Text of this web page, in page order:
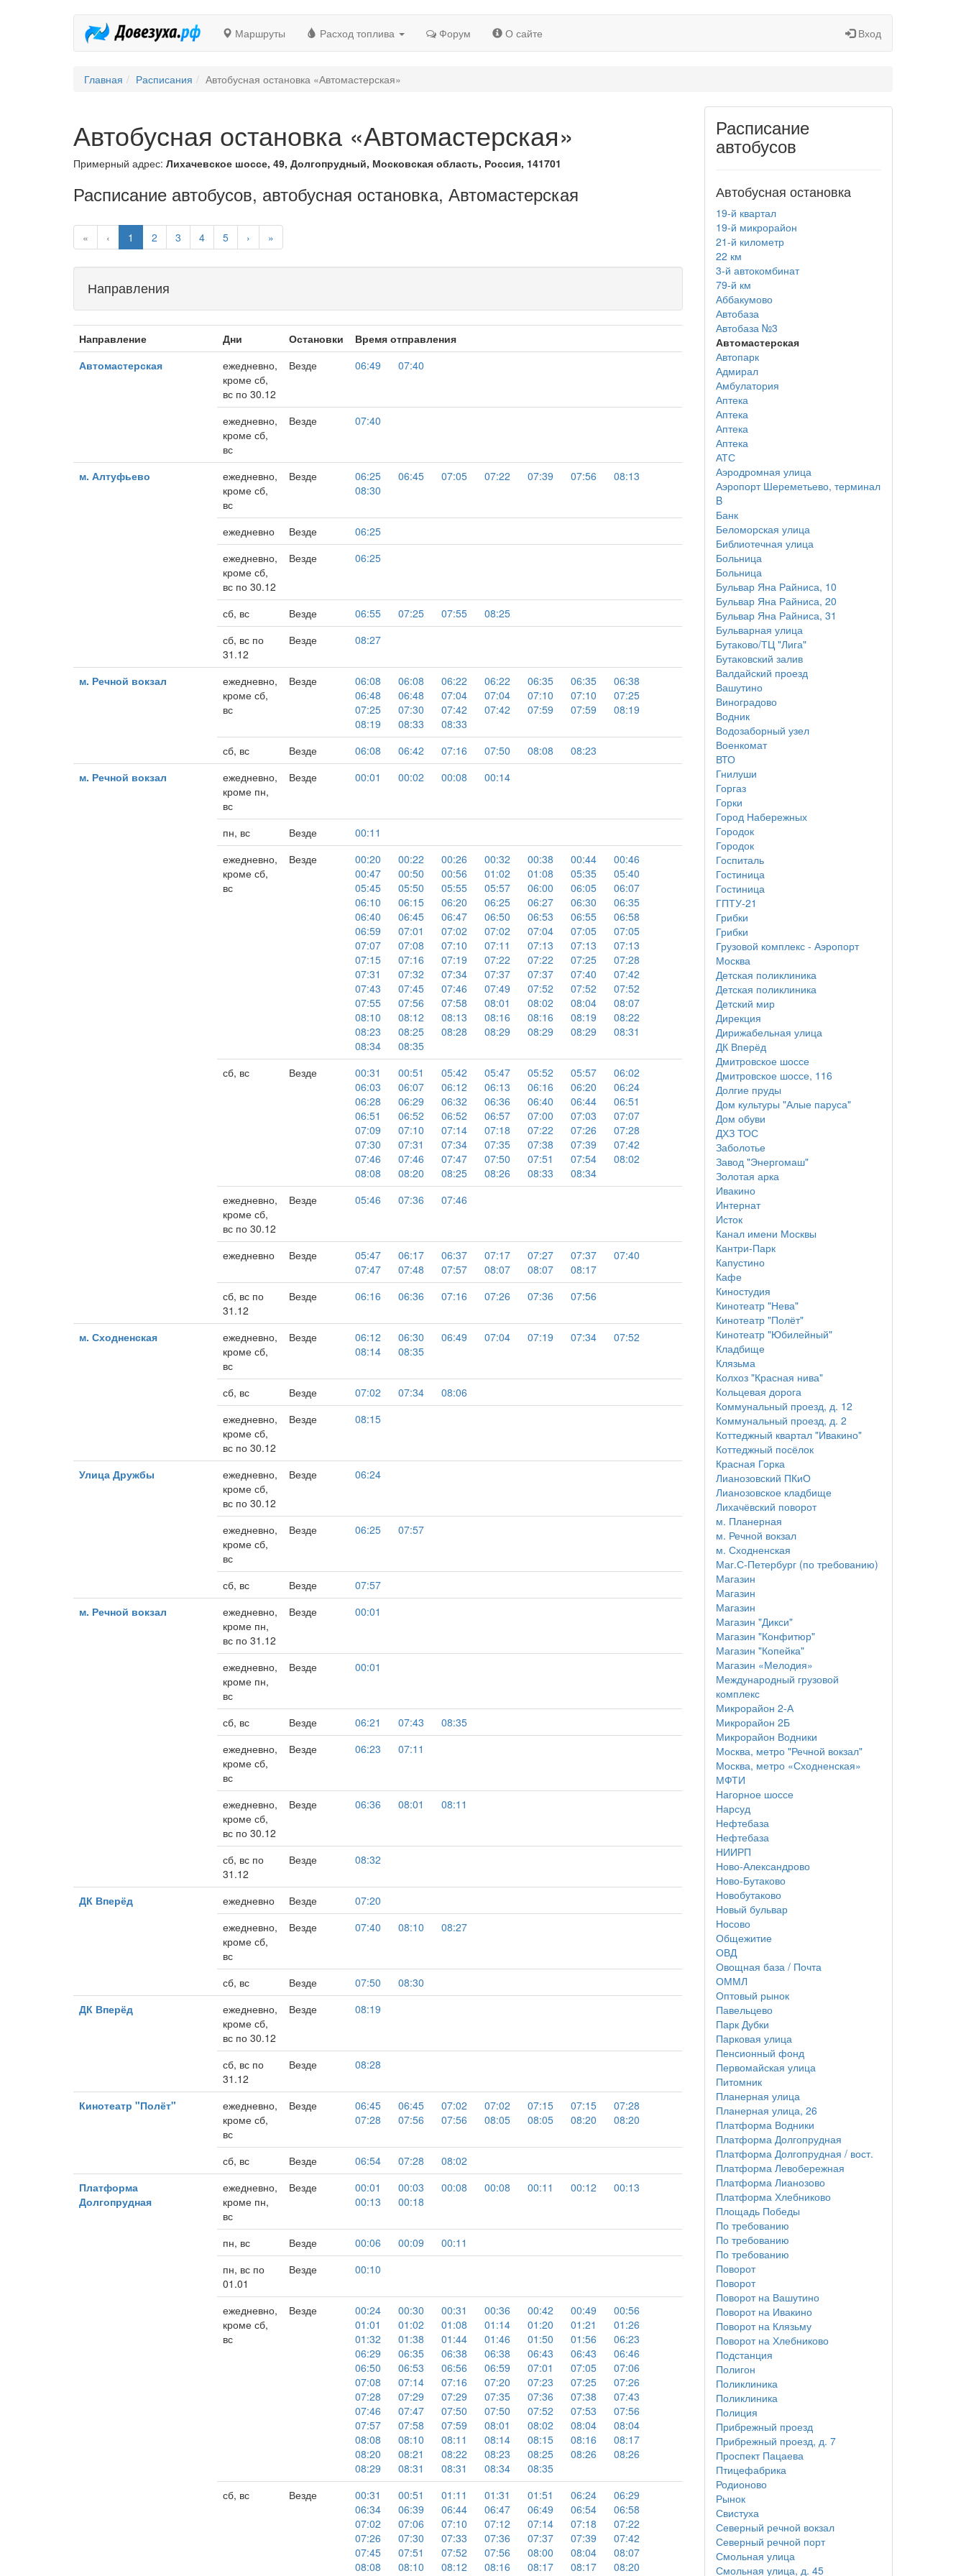
Маршруты Расход топлива Форум О сайте Вход
Главная Расписания Автобусная остановка «Автомастерская»
Автобусная остановка «Автомастерская»
Примерный адрес: Лихачевское шоссе, 49, Долгопрудный, Московская область, Россия, 141701
Расписание автобусов, автобусная остановка, Автомастерская
« ‹ 1 2 3 4 5 › »
Направления
Направление Дни Остановки
Время отправления
Автомастерская
ежедневно,
кроме сб,
вс по 30.12
Везде 06:49 07:40
ежедневно,
кроме сб,
вс
Везде 07:40
м. Алтуфьево
ежедневно,
кроме сб,
вс
Везде 06:25 06:45 07:05 07:22 07:39 07:56
08:13
08:30
ежедневно Везде
06:25
ежедневно,
кроме сб,
вс по 30.12
Везде 06:25
сб, вс Везде 06:55 07:25 07:55
08:25
сб, вс по
31.12
Везде 08:27
м. Речной вокзал
ежедневно,
кроме сб,
вс
Везде 06:08 06:08 06:22 06:22 06:35 06:35
06:38
06:48
06:48 07:04 07:04 07:10 07:10
07:25
07:25
07:30 07:42 07:42 07:59 07:59
08:19
08:19
08:33
08:33
сб, вс
Везде 06:08 06:42 07:16 07:50 08:08
08:23
м. Речной вокзал
ежедневно,
кроме пн,
вс
Везде 00:01 00:02 00:08 00:14
пн, вс Везде
00:11
ежедневно,
кроме сб,
вс
Везде 00:20 00:22 00:26 00:32 00:38 00:44
00:46
00:47
00:50 00:56 01:02 01:08 05:35
05:40
05:45
05:50 05:55 05:57 06:00 06:05
06:07
06:10
06:15 06:20 06:25 06:27 06:30
06:35
06:40
06:45 06:47 06:50 06:53 06:55
06:58
06:59
07:01 07:02 07:02 07:04 07:05
07:05
07:07
07:08 07:10 07:11 07:13 07:13
07:13
07:15
07:16 07:19 07:22 07:22 07:25
07:28
07:31
07:32 07:34 07:37 07:37 07:40
07:42
07:43
07:45 07:46 07:49 07:52 07:52
07:52
07:55
07:56 07:58 08:01 08:02 08:04
08:07
08:10
08:12 08:13 08:16 08:16 08:19
08:22
08:23
08:25 08:28 08:29 08:29 08:29
08:31
08:34
08:35
сб, вс
Везде 00:31 00:51 05:42 05:47 05:52 05:57
06:02
06:03
06:07 06:12 06:13 06:16 06:20
06:24
06:28
06:29 06:32 06:36 06:40 06:44
06:51
06:51
06:52 06:52 06:57 07:00 07:03
07:07
07:09
07:10 07:14 07:18 07:22 07:26
07:28
07:30
07:31 07:34 07:35 07:38 07:39
07:42
07:46
07:46 07:47 07:50 07:51 07:54
08:02
08:08
08:20 08:25 08:26 08:33
08:34
ежедневно,
кроме сб,
вс по 30.12
Везде 05:46 07:36 07:46
ежедневно Везде 05:47 06:17 06:37 07:17 07:27 07:37
07:40
07:47
07:48 07:57 08:07 08:07
08:17
сб, вс по
31.12
Везде 06:16 06:36 07:16 07:26 07:36 07:56
м. Сходненская
ежедневно,
кроме сб,
вс
Везде 06:12 06:30 06:49 07:04 07:19 07:34
07:52
08:14
08:35
сб, вс Везде 07:02 07:34
08:06
ежедневно,
кроме сб,
вс по 30.12
Везде 08:15
Улица Дружбы
ежедневно,
кроме сб,
вс по 30.12
Везде 06:24
ежедневно,
кроме сб,
вс
Везде 06:25 07:57
сб, вс Везде
07:57
м. Речной вокзал
ежедневно,
кроме пн,
вс по 31.12
Везде 00:01
ежедневно,
кроме пн,
вс
Везде 00:01
сб, вс Везде 06:21 07:43
08:35
ежедневно,
кроме сб,
вс
Везде 06:23 07:11
ежедневно,
кроме сб,
вс по 30.12
Везде 06:36 08:01 08:11
сб, вс по
31.12
Везде 08:32
ДК Вперёд ежедневно Везде
07:20
ежедневно,
кроме сб,
вс
Везде 07:40 08:10 08:27
сб, вс Везде 07:50
08:30
ДК Вперёд
ежедневно,
кроме сб,
вс по 30.12
Везде 08:19
сб, вс по
31.12
Везде 08:28
Кинотеатр "Полёт"
ежедневно,
кроме сб,
вс
Везде 06:45 06:45 07:02 07:02 07:15 07:15
07:28
07:28
07:56 07:56 08:05 08:05 08:20 08:20
сб, вс Везде 06:54 07:28
08:02
Платформа
Долгопрудная
ежедневно,
кроме пн,
вс
Везде 00:01 00:03 00:08 00:08 00:11 00:12
00:13
00:13
00:18
пн, вс Везде 00:06 00:09
00:11
пн, вс по
01.01
Везде 00:10
ежедневно,
кроме сб,
вс
Везде 00:24 00:30 00:31 00:36 00:42 00:49
00:56
01:01
01:02 01:08 01:14 01:20 01:21
01:26
01:32
01:38 01:44 01:46 01:50 01:56
06:23
06:29
06:35 06:38 06:38 06:43 06:43
06:46
06:50
06:53 06:56 06:59 07:01 07:05
07:06
07:08
07:14 07:16 07:20 07:23 07:25
07:26
07:28
07:29 07:29 07:35 07:36 07:38
07:43
07:46
07:47 07:50 07:50 07:52 07:53
07:56
07:57
07:58 07:59 08:01 08:02 08:04
08:04
08:08
08:10 08:11 08:14 08:15 08:16
08:17
08:20
08:21 08:22 08:23 08:25 08:26
08:26
08:29
08:31 08:31 08:34
08:35
сб, вс
Везде 00:31 00:51 01:11 01:31 01:51 06:24
06:29
06:34
06:39 06:44 06:47 06:49 06:54
06:58
07:02
07:06 07:10 07:12 07:14 07:18
07:22
07:26
07:30 07:33 07:36 07:37 07:39
07:42
07:45
07:51 07:52 07:56 08:00 08:04
08:07
08:08
08:10 08:12 08:16 08:17 08:17
08:20
Расписание
автобусов
Автобусная остановка
19-й квартал
19-й микрорайон
21-й километр
22 км
3-й автокомбинат
79-й км
Аббакумово
Автобаза
Автобаза №3
Автомастерская
Автопарк
Адмирал
Амбулатория
Аптека
Аптека
Аптека
Аптека
АТС
Аэродромная улица
Аэропорт Шереметьево, терминал
B
Банк
Беломорская улица
Библиотечная улица
Больница
Больница
Бульвар Яна Райниса, 10
Бульвар Яна Райниса, 20
Бульвар Яна Райниса, 31
Бульварная улица
Бутаково/ТЦ "Лига"
Бутаковский залив
Валдайский проезд
Вашутино
Виноградово
Водник
Водозаборный узел
Военкомат
ВТО
Гнилуши
Горгаз
Горки
Город Набережных
Городок
Городок
Госпиталь
Гостиница
Гостиница
ГПТУ-21
Грибки
Грибки
Грузовой комплекс - Аэропорт
Москва
Детская поликлиника
Детская поликлиника
Детский мир
Дирекция
Дирижабельная улица
ДК Вперёд
Дмитровское шоссе
Дмитровское шоссе, 116
Долгие пруды
Дом культуры "Алые паруса"
Дом обуви
ДХЗ ТОС
Заболотье
Завод "Энергомаш"
Золотая арка
Ивакино
Интернат
Исток
Канал имени Москвы
Кантри-Парк
Капустино
Кафе
Киностудия
Кинотеатр "Нева"
Кинотеатр "Полёт"
Кинотеатр "Юбилейный"
Кладбище
Клязьма
Колхоз "Красная нива"
Кольцевая дорога
Коммунальный проезд, д. 12
Коммунальный проезд, д. 2
Коттеджный квартал "Ивакино"
Коттеджный посёлок
Красная Горка
Лианозовский ПКиО
Лианозовское кладбище
Лихачёвский поворот
м. Планерная
м. Речной вокзал
м. Сходненская
Маг.С-Петербург (по требованию)
Магазин
Магазин
Магазин
Магазин "Дикси"
Магазин "Конфитюр"
Магазин "Копейка"
Магазин «Мелодия»
Международный грузовой
комплекс
Микрорайон 2-А
Микрорайон 2Б
Микрорайон Водники
Москва, метро "Речной вокзал"
Москва, метро «Сходненская»
МФТИ
Нагорное шоссе
Нарсуд
Нефтебаза
Нефтебаза
НИИРП
Ново-Александрово
Ново-Бутаково
Новобутаково
Новый бульвар
Носово
Общежитие
ОВД
Овощная база / Почта
ОММЛ
Оптовый рынок
Павельцево
Парк Дубки
Парковая улица
Пенсионный фонд
Первомайская улица
Питомник
Планерная улица
Планерная улица, 26
Платформа Водники
Платформа Долгопрудная
Платформа Долгопрудная / вост.
Платформа Левобережная
Платформа Лианозово
Платформа Хлебниково
Площадь Победы
По требованию
По требованию
По требованию
Поворот
Поворот
Поворот на Вашутино
Поворот на Ивакино
Поворот на Клязьму
Поворот на Хлебниково
Подстанция
Полигон
Поликлиника
Поликлиника
Полиция
Прибрежный проезд
Прибрежный проезд, д. 7
Проспект Пацаева
Птицефабрика
Родионово
Рынок
Свистуха
Северный речной вокзал
Северный речной порт
Смольная улица
Смольная улица, д. 45